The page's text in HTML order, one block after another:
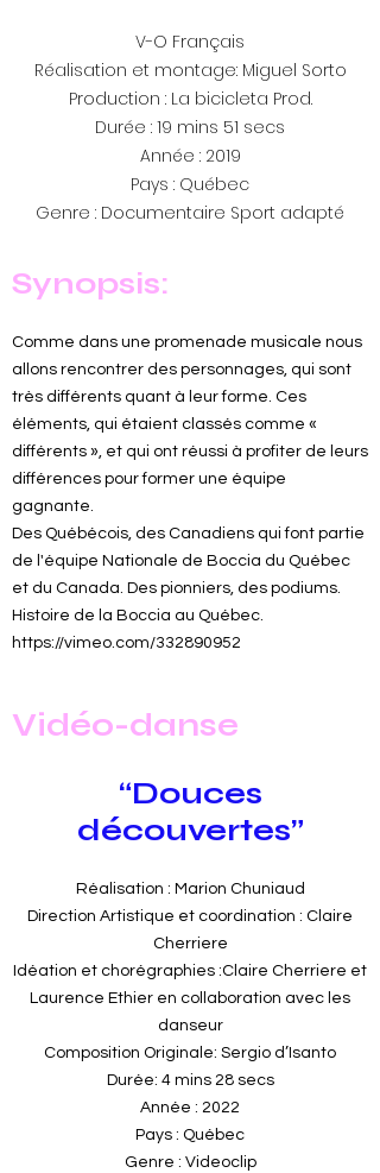
V-O Français
Réalisation et montage: Miguel Sorto
Production : La bicicleta Prod.
Durée : 19 mins 51 secs
Année : 2019
Pays : Québec
Genre : Documentaire Sport adapté
Synopsis:
Comme dans une promenade musicale nous
allons rencontrer des personnages, qui sont
très différents quant à leur forme. Ces
éléments, qui étaient classés comme «
différents », et qui ont réussi à profiter de leurs
différences pour former une équipe
gagnante.
Des Québécois, des Canadiens qui font partie
de l'équipe Nationale de Boccia du Québec
et du Canada. Des pionniers, des podiums.
Histoire de la Boccia au Québec.
https://vimeo.com/332890952
Vidéo-danse
“Douces
découvertes”
Réalisation : Marion Chuniaud
Direction Artistique et coordination : Claire
Cherriere
Idéation et chorégraphies :Claire Cherriere et
Laurence Ethier en collaboration avec les
danseur
Composition Originale: Sergio d’Isanto
Durée: 4 mins 28 secs
Année : 2022
Pays : Québec
Genre : Videoclip